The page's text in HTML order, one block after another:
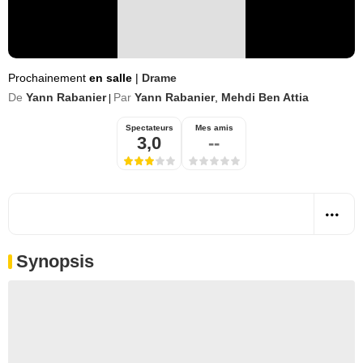
Prochainement en salle | Drame
De Yann Rabanier Par Yann Rabanier, Mehdi Ben Attia
Spectateurs
3,0
Mes amis
--
Synopsis